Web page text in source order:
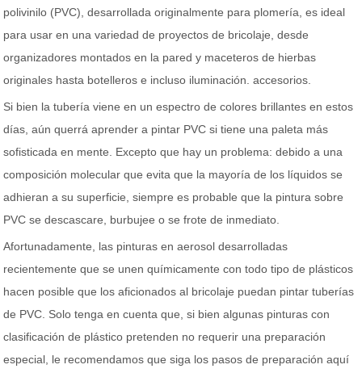
polivinilo (PVC), desarrollada originalmente para plomería, es ideal
para usar en una variedad de proyectos de bricolaje, desde
organizadores montados en la pared y maceteros de hierbas
originales hasta botelleros e incluso iluminación. accesorios.
Si bien la tubería viene en un espectro de colores brillantes en estos
días, aún querrá aprender a pintar PVC si tiene una paleta más
sofisticada en mente. Excepto que hay un problema: debido a una
composición molecular que evita que la mayoría de los líquidos se
adhieran a su superficie, siempre es probable que la pintura sobre
PVC se descascare, burbujee o se frote de inmediato.
Afortunadamente, las pinturas en aerosol desarrolladas
recientemente que se unen químicamente con todo tipo de plásticos
hacen posible que los aficionados al bricolaje puedan pintar tuberías
de PVC. Solo tenga en cuenta que, si bien algunas pinturas con
clasificación de plástico pretenden no requerir una preparación
especial, le recomendamos que siga los pasos de preparación aquí